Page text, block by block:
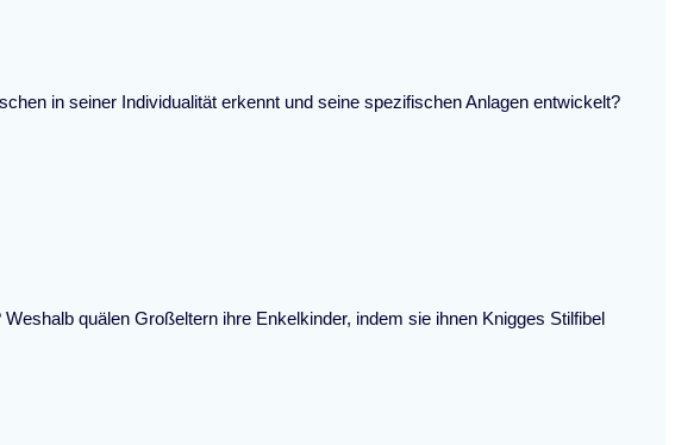
in seiner Individualität erkennt und seine spezifischen Anlagen entwickelt?
quälen Großeltern ihre Enkelkinder, indem sie ihnen Knigges Stilfibel